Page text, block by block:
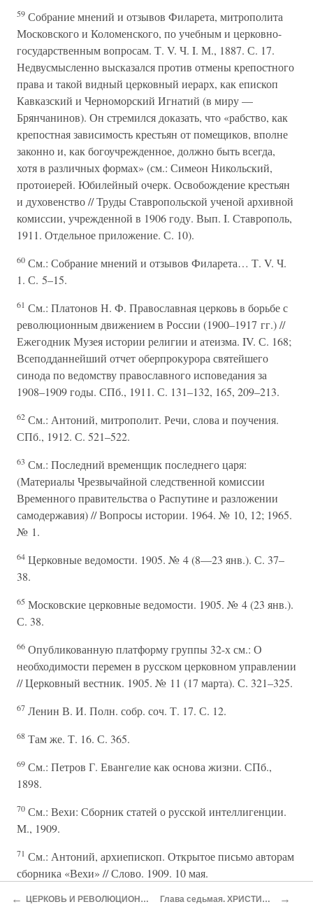
59 Собрание мнений и отзывов Филарета, митрополита
Московского и Коломенского, по учебным и церковно-
государственным вопросам. Т. V. Ч. I. М., 1887. С. 17.
Недвусмысленно высказался против отмены крепостного
права и такой видный церковный иерарх, как епископ
Кавказский и Черноморский Игнатий (в миру —
Брянчанинов). Он стремился доказать, что «рабство, как
крепостная зависимость крестьян от помещиков, вполне
законно и, как богоучрежденное, должно быть всегда,
хотя в различных формах» (см.: Симеон Никольский,
протоиерей. Юбилейный очерк. Освобождение крестьян
и духовенство // Труды Ставропольской ученой архивной
комиссии, учрежденной в 1906 году. Вып. I. Ставрополь,
1911. Отдельное приложение. С. 10).
60 См.: Собрание мнений и отзывов Филарета… Т. V. Ч.
1. С. 5–15.
61 См.: Платонов Н. Ф. Православная церковь в борьбе с
революционным движением в России (1900–1917 гг.) //
Ежегодник Музея истории религии и атеизма. IV. С. 168;
Всеподданнейший отчет оберпрокурора святейшего
синода по ведомству православного исповедания за
1908–1909 годы. СПб., 1911. С. 131–132, 165, 209–213.
62 См.: Антоний, митрополит. Речи, слова и поучения.
СПб., 1912. С. 521–522.
63 См.: Последний временщик последнего царя:
(Материалы Чрезвычайной следственной комиссии
Временного правительства о Распутине и разложении
самодержавия) // Вопросы истории. 1964. № 10, 12; 1965.
№ 1.
64 Церковные ведомости. 1905. № 4 (8—23 янв.). С. 37–
38.
65 Московские церковные ведомости. 1905. № 4 (23 янв.).
С. 38.
66 Опубликованную платформу группы 32-х см.: О
необходимости перемен в русском церковном управлении
// Церковный вестник. 1905. № 11 (17 марта). С. 321–325.
67 Ленин В. И. Полн. собр. соч. Т. 17. С. 12.
68 Там же. Т. 16. С. 365.
69 См.: Петров Г. Евангелие как основа жизни. СПб.,
1898.
70 См.: Вехи: Сборник статей о русской интеллигенции.
М., 1909.
71 См.: Антоний, архиепископ. Открытое письмо авторам
сборника «Вехи» // Слово. 1909. 10 мая.
Фактический материал об этом периоде истории
← ЦЕРКОВЬ И РЕВОЛЮЦИОННОЕ ДВИЖЕНИЕ Глава седьмая. ХРИСТИАНСТВО В XX в. →